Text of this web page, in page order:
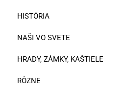
HISTÓRIA
NAŠI VO SVETE
HRADY, ZÁMKY, KAŠTIELE
RÔZNE